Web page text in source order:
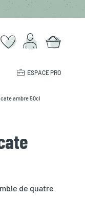
ESPACE PRO
ambre 50cl
de quatre